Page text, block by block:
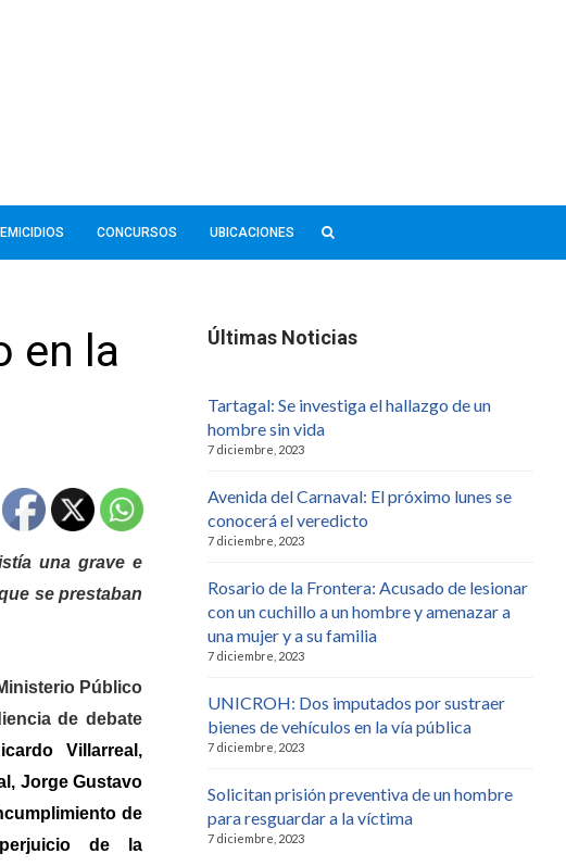
CONCURSOS UBICACIONES
en la
una grave e
se prestaban
Público
de debate
Villarreal,
Jorge Gustavo
de
de la
Últimas Noticias
Tartagal: Se investiga el hallazgo de un
hombre sin vida
7 diciembre, 2023
Avenida del Carnaval: El próximo lunes se
conocerá el veredicto
7 diciembre, 2023
Rosario de la Frontera: Acusado de lesionar
con un cuchillo a un hombre y amenazar a
una mujer y a su familia
7 diciembre, 2023
UNICROH: Dos imputados por sustraer
bienes de vehículos en la vía pública
7 diciembre, 2023
Solicitan prisión preventiva de un hombre
para resguardar a la víctima
7 diciembre, 2023